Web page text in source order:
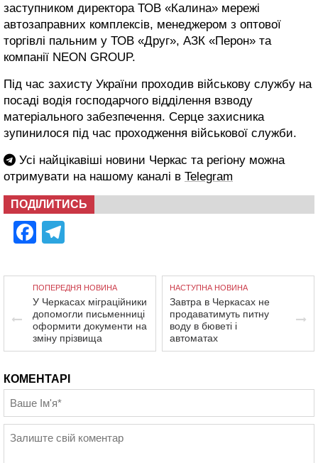
заступником директора ТОВ «Калина» мережі
автозаправних комплексів, менеджером з оптової
торгівлі пальним у ТОВ «Друг», АЗК «Перон» та
компанії NEON GROUP.
Під час захисту України проходив військову службу на
посаді водія господарчого відділення взводу
матеріального забезпечення. Серце захисника
зупинилося під час проходження військової служби.
Усі найцікавіші новини Черкас та регіону можна
отримувати на нашому каналі в Telegram
ПОДІЛИТИСЬ
Facebook
ПОПЕРЕДНЯ НОВИНА
У Черкасах міграційники
допомогли письменниці
оформити документи на
зміну прізвища
НАСТУПНА НОВИНА
Завтра в Черкасах не
продаватимуть питну
воду в бюветі і
автоматах
КОМЕНТАРІ